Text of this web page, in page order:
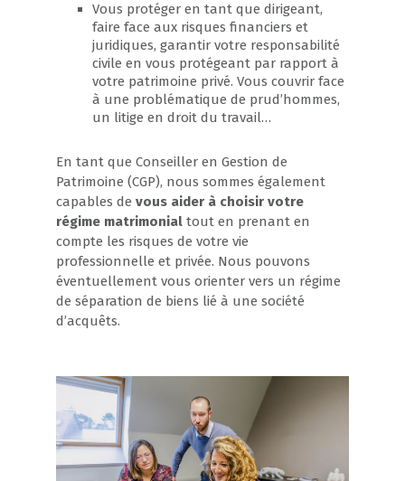
Vous protéger en tant que dirigeant,
faire face aux risques financiers et
juridiques, garantir votre responsabilité
civile en vous protégeant par rapport à
votre patrimoine privé. Vous couvrir face
à une problématique de prud’hommes,
un litige en droit du travail…
En tant que Conseiller en Gestion de
Patrimoine (CGP), nous sommes également
capables devous aider à choisir votre
régime matrimonial tout en prenant en
compte les risques de votre vie
professionnelle et privée. Nous pouvons
éventuellement vous orienter vers un régime
de séparation de biens lié à une société
d’acquêts.